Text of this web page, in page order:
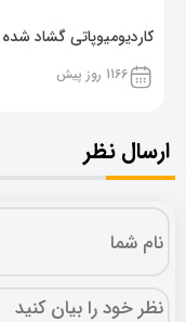
کاردیومیوپاتی گشاد
1166 روز پیش
ارسال نظر